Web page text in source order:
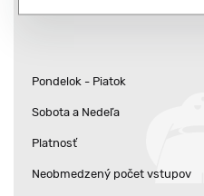
Pondelok - Piatok
Sobota a Nedeľa
Platnosť
Neobmedzený počet vstupov